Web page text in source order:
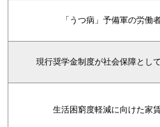
「うつ病」予備軍の労働
現行奨学金制度が社会保障とし
生活困窮度軽減に向けた家